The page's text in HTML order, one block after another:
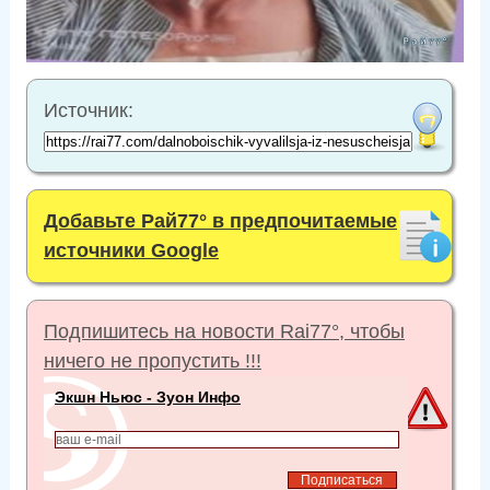
e
n
Источник:
Добавьте Рай77° в предпочитаемые
источники Google
Подпишитесь на новости Rai77°, чтобы
ничего не пропустить !!!
Экшн Ньюс - Зуон Инфо